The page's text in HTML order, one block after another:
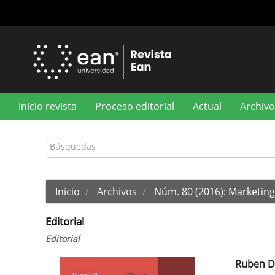
principal
Inicio revista Proceso editorial Actual
Inicio Archivos Núm. 80 (2016):
Editorial
Editorial
Ruben